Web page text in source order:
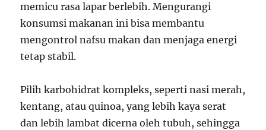
memicu rasa lapar berlebih. Mengurangi
konsumsi makanan ini bisa membantu
mengontrol nafsu makan dan menjaga energi
tetap stabil.
Pilih karbohidrat kompleks, seperti nasi merah,
kentang, atau quinoa, yang lebih kaya serat
dan lebih lambat dicerna oleh tubuh, sehingga